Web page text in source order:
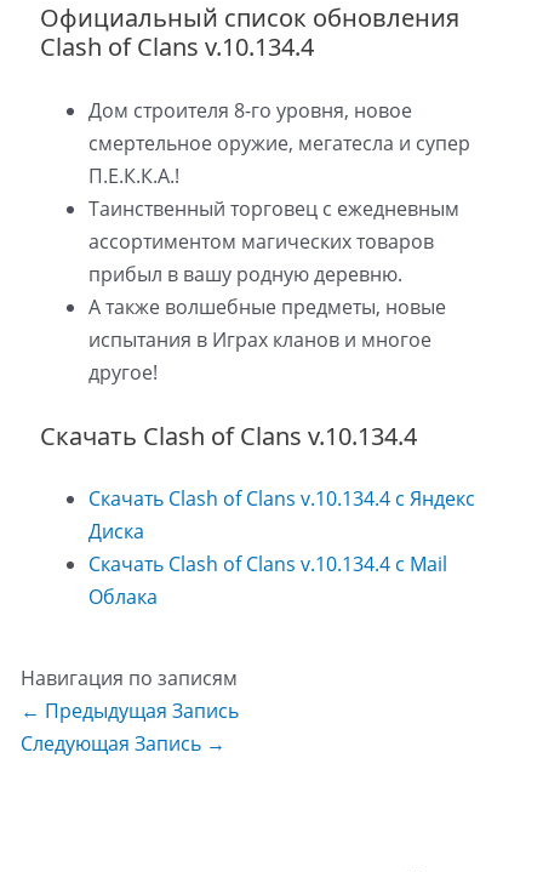
Официальный список обновления
Clash of Clans v.10.134.4
Дом строителя 8-го уровня, новое
смертельное оружие, мегатесла и супер
П.Е.К.К.А.!
Таинственный торговец с ежедневным
ассортиментом магических товаров
прибыл в вашу родную деревню.
А также волшебные предметы, новые
испытания в Играх кланов и многое
другое!
Скачать Clash of Clans v.10.134.4
Скачать Clash of Clans v.10.134.4 с Яндекс
Диска
Скачать Clash of Clans v.10.134.4 с Mail
Облака
Навигация по записям
← Предыдущая Запись
Следующая Запись →